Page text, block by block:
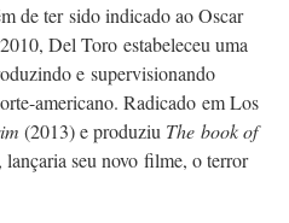
de tersido indicado ao Oscar
Del Toro estabeleceu uma
e supervisionando
americano. Radicado em Los
(2013) e produziu The book of
seu novo filme, o terror